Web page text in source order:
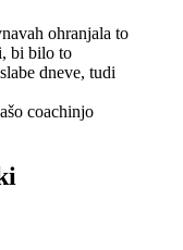
ohranjala to
bi bilo to
dneve, tudi
coachinjo